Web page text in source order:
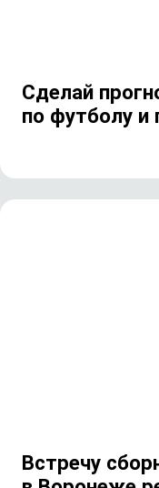
Сделай
по футболу и
Встречу